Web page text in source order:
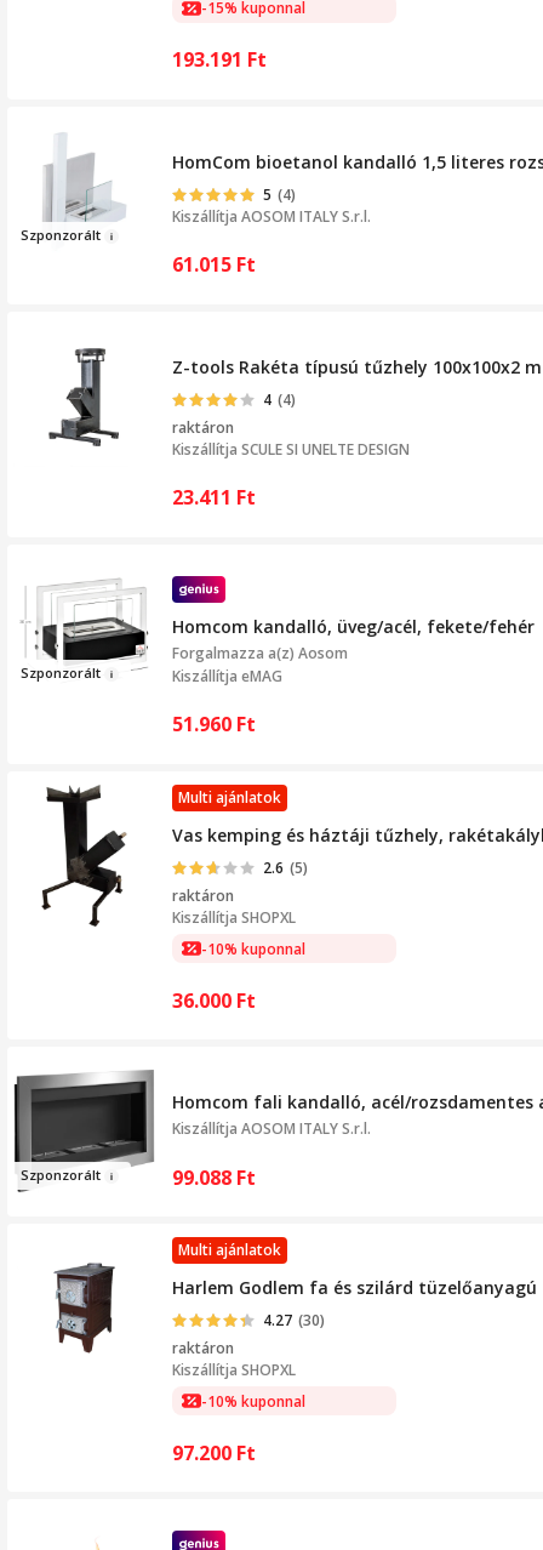
-15% kuponnal
193.191 Ft
Szponzorált
HomCom bioetanol kandalló 1,5 literes
5 (4)
Kiszállítja AOSOM ITALY S.r.l.
61.015 Ft
Z-tools Rakéta típusú tűzhely 100x100x2
4 (4)
raktáron
Kiszállítja SCULE SI UNELTE DESIGN
23.411 Ft
Szponzorált
Homcom kandalló, üveg/acél, fekete/fehér
Forgalmazza a(z) Aosom
Kiszállítja eMAG
51.960 Ft
Multi ajánlatok
Vas kemping és háztáji tűzhely,
2.6 (5)
raktáron
Kiszállítja SHOPXL
-10% kuponnal
36.000 Ft
Szponzorált
Homcom fali kandalló, acél/
Kiszállítja AOSOM ITALY S.r.l.
99.088 Ft
Multi ajánlatok
Harlem Godlem fa és szilárd
4.27 (30)
raktáron
Kiszállítja SHOPXL
-10% kuponnal
97.200 Ft